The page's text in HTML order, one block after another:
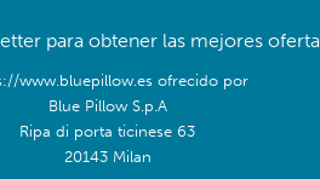
para obtener las mejores
www.bluepillow.es ofrecido por
Blue Pillow S.p.A
Ripa di porta ticinese 63
20143 Milan